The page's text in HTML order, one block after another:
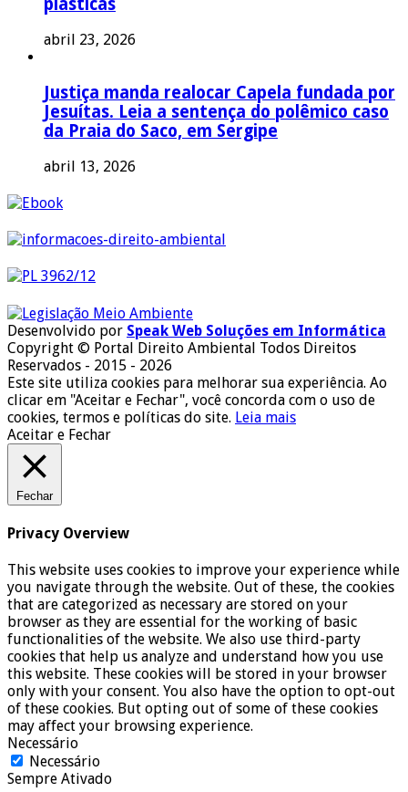
plásticas
abril 23, 2026
Justiça manda realocar Capela fundada por
Jesuítas. Leia a sentença do polêmico caso
da Praia do Saco, em Sergipe
abril 13, 2026
Desenvolvido por Speak Web Soluções em Informática
Copyright © Portal Direito Ambiental Todos Direitos
Reservados - 2015 - 2026
Este site utiliza cookies para melhorar sua experiência. Ao
clicar em "Aceitar e Fechar", você concorda com o uso de
cookies, termos e políticas do site. Leia mais
Aceitar e Fechar
Fechar
Privacy Overview
This website uses cookies to improve your experience while
you navigate through the website. Out of these, the cookies
that are categorized as necessary are stored on your
browser as they are essential for the working of basic
functionalities of the website. We also use third-party
cookies that help us analyze and understand how you use
this website. These cookies will be stored in your browser
only with your consent. You also have the option to opt-out
of these cookies. But opting out of some of these cookies
may affect your browsing experience.
Necessário
Necessário
Sempre Ativado